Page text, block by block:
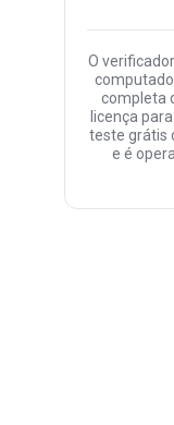
O
completa
licença
teste grátis
e é